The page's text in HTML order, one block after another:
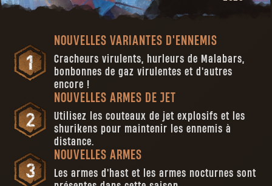
NOUVELLES VARIANTES D'ENNEMIS
Cracheurs virulents, hurleurs de Malabars,
bonbonnes de gaz virulentes et d'autres
encore !
NOUVELLES ARMES DE JET
Utilisez les couteaux de jet explosifs et les
shurikens pour maintenir les ennemis à
distance.
NOUVELLES ARMES
Les armes d'hast et les armes nocturnes sont